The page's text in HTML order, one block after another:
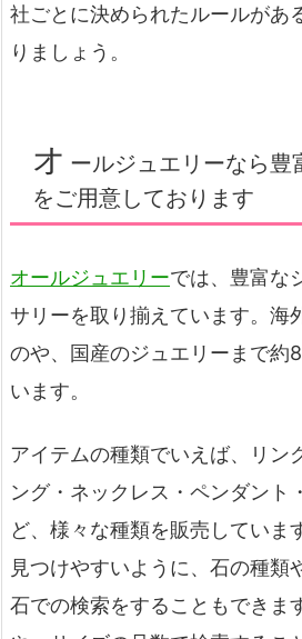
社ごとに決められたルールがあ
りましょう。
オ ールジュエリーなら豊
をご用意しております
オールジュエリーでは、豊富な
サリーを取り揃えています。海
のや、国産のジュエリーまで約
います。
アイテムの種類でいえば、リン
ング・ネックレス・ペンダント
ど、様々な種類を販売していま
見つけやすいように、石の種類
石での検索をすることもできま